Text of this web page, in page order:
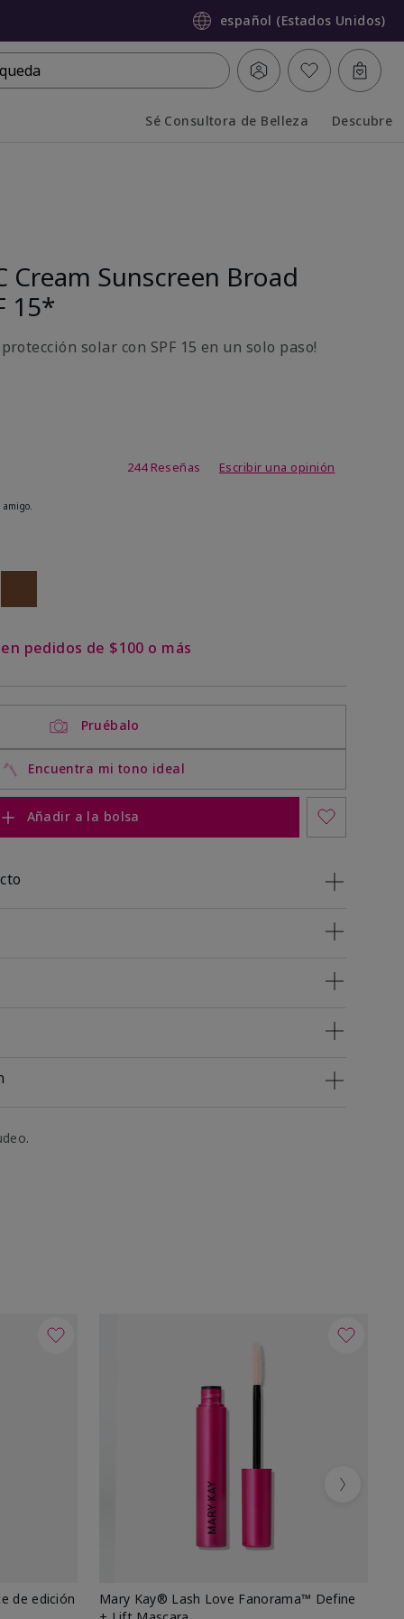
español (Estados Unidos)
Sé Consultora de Belleza Descubre
Cream Sunscreen Broad
15*
solar con SPF 15 en un solo paso!
3,7 de 5
244 Reseñas Escribir una opinión
pedidos de $100 o más
Pruébalo
Encuentra mi tono ideal
Añadir a la bolsa
de edición
Mary Kay® Lash Love Fanorama™ Define
Next